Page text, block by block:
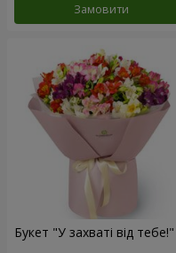
Замовити
Букет "У захваті від тебе!"